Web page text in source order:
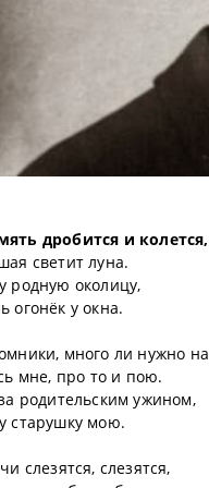
дробится и колется,
светит луна.
родную околицу,
огонёк у окна.
много ли нужно
мне, про то и пою.
родительским ужином,
старушку мою.
слезятся, слезятся,